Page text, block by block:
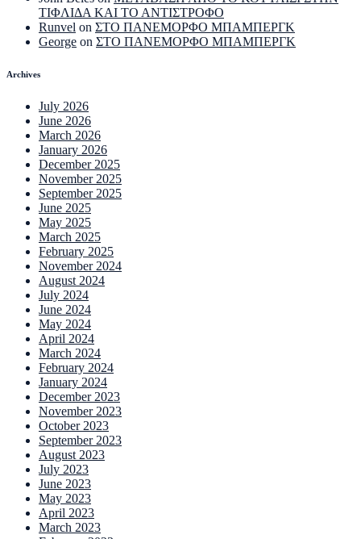
ΤΙΦΛΙΔΑ ΚΑΙ ΤΟ ΑΝΤΙΣΤΡΟΦΟ
Runvel on ΣΤΟ ΠΑΝΕΜΟΡΦΟ ΜΠΑΜΠΕΡΓΚ
George on ΣΤΟ ΠΑΝΕΜΟΡΦΟ ΜΠΑΜΠΕΡΓΚ
Archives
July 2026
June 2026
March 2026
January 2026
December 2025
November 2025
September 2025
June 2025
May 2025
March 2025
February 2025
November 2024
August 2024
July 2024
June 2024
May 2024
April 2024
March 2024
February 2024
January 2024
December 2023
November 2023
October 2023
September 2023
August 2023
July 2023
June 2023
May 2023
April 2023
March 2023